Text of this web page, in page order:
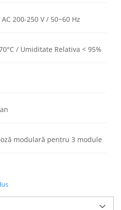
200-250 V / 50~60 Hz
/ Umiditate Relativa < 95%
modulară pentru 3 module